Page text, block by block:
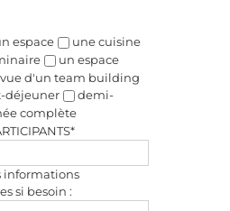
espace
une cuisine
un espace
d'un team building
déjeuner
demi-
complète
informations
si besoin :